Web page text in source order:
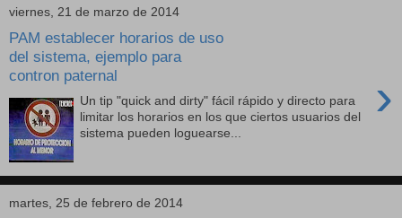
viernes, 21 de marzo de 2014
PAM establecer horarios de uso
del sistema, ejemplo para
contron paternal
›
Un tip "quick and dirty" fácil rápido y directo para
limitar los horarios en los que ciertos usuarios del
sistema pueden loguearse...
martes, 25 de febrero de 2014